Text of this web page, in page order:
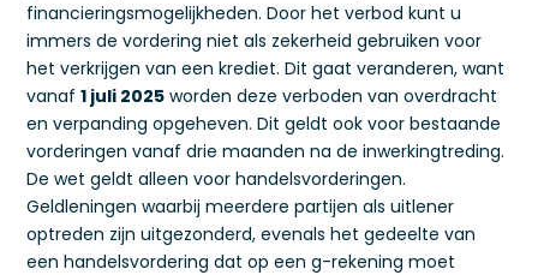
financieringsmogelijkheden. Door het verbod kunt u
immers de vordering niet als zekerheid gebruiken voor
het verkrijgen van een krediet. Dit gaat veranderen, want
vanaf1 juli 2025 worden deze verboden van overdracht
en verpanding opgeheven. Dit geldt ook voor bestaande
vorderingen vanaf drie maanden na de inwerkingtreding.
De wet geldt alleen voor handelsvorderingen.
Geldleningen waarbij meerdere partijen als uitlener
optreden zijn uitgezonderd, evenals het gedeelte van
een handelsvordering dat op een g-rekening moet